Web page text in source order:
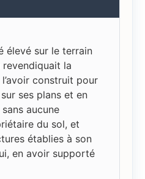
élevé sur le terrain
revendiquait la
construit pour
ses plans et en
aucune
du sol, et
établies à son
en avoir supporté